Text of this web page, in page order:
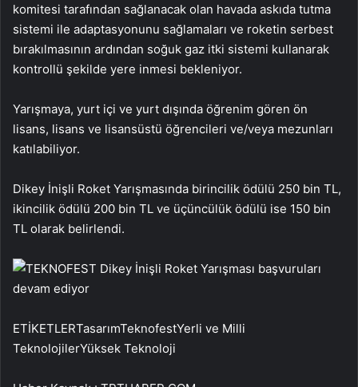
komitesi tarafından sağlanacak olan havada askıda tutma
sistemi ile adaptasyonunu sağlamaları ve roketin serbest
bırakılmasının ardından soğuk gaz itki sistemi kullanarak
kontrollü şekilde yere inmesi bekleniyor.
Yarışmaya, yurt içi ve yurt dışında öğrenim gören ön
lisans, lisans ve lisansüstü öğrencileri ve/veya mezunları
katılabiliyor.
Dikey İnişli Roket Yarışmasında birincilik ödülü 250 bin TL,
ikincilik ödülü 200 bin TL ve üçüncülük ödülü ise 150 bin
TL olarak belirlendi.
ETİKETLERTasarımTeknofestYerli ve Milli
TeknolojilerYüksek Teknoloji